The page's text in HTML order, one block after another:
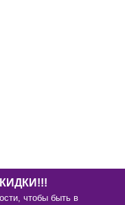
чтобы быть в